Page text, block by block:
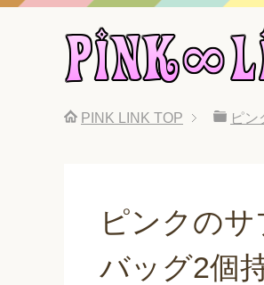
PINK LINK TOP ピン
ピンクの
バッグ2個